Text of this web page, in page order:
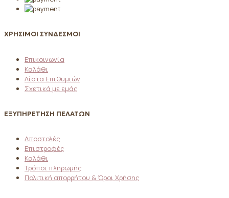
ΧΡΗΣΙΜΟΙ ΣΥΝΔΕΣΜΟΙ
Επικοινωνία
Καλάθι
Λίστα Επιθυμιών
Σχετικά με εμάς
ΕΞΥΠΗΡΕΤΗΣΗ ΠΕΛΑΤΩΝ
Αποστολές
Επιστροφές
Καλάθι
Τρόποι πληρωμής
Πολιτική απορρήτου & Όροι Χρήσης